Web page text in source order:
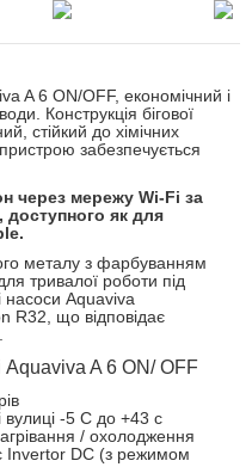
A 6 ON/OFF, економічний і
Конструкція бігової
стійкий до хімічних
забезпечується
через мережу Wi-Fi за
як для
металу з фарбуванням
тривалої роботи під
насоси Aquaviva
R32, що відповідає
Aquaviva A 6 ON/ OFF
вулиці -5 С до +43 с
/ охолодження
Invertor DC (з режимом